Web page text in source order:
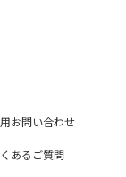
お問い合わせ
あるご質問